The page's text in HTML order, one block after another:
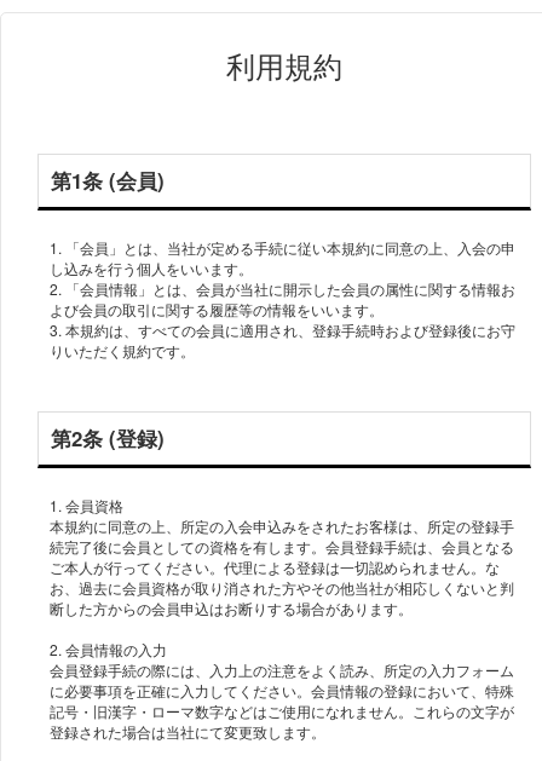
利用規約
第1条 (会員)
1. 「会員」とは、当社が定める手続に従い本規約に同意の上、入会の申
し込みを行う個人をいいます。
2. 「会員情報」とは、会員が当社に開示した会員の属性に関する情報お
よび会員の取引に関する履歴等の情報をいいます。
3. 本規約は、すべての会員に適用され、登録手続時および登録後にお守
りいただく規約です。
第2条 (登録)
1. 会員資格
本規約に同意の上、所定の入会申込みをされたお客様は、所定の登録手
続完了後に会員としての資格を有します。会員登録手続は、会員となる
ご本人が行ってください。代理による登録は一切認められません。な
お、過去に会員資格が取り消された方やその他当社が相応しくないと判
断した方からの会員申込はお断りする場合があります。
2. 会員情報の入力
会員登録手続の際には、入力上の注意をよく読み、所定の入力フォーム
に必要事項を正確に入力してください。会員情報の登録において、特殊
記号・旧漢字・ローマ数字などはご使用になれません。これらの文字が
登録された場合は当社にて変更致します。